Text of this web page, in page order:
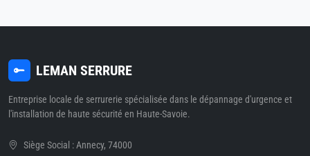
LEMAN SERRURE
Entreprise locale de serrurerie spécialisée dans le dépannage d'urgence et
l'installation de haute sécurité en Haute-Savoie.
Siège Social : Annecy, 74000